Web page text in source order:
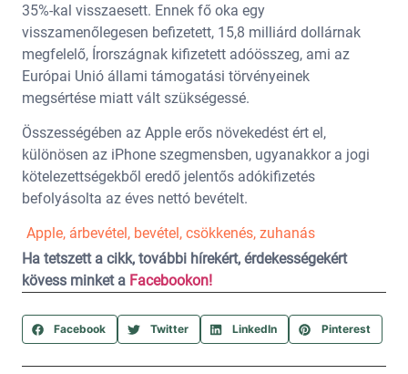
35%-kal visszaesett. Ennek fő oka egy
visszamenőlegesen befizetett, 15,8 milliárd dollárnak
megfelelő, Írországnak kifizetett adóösszeg, ami az
Európai Unió állami támogatási törvényeinek
megsértése miatt vált szükségessé.
Összességében az Apple erős növekedést ért el,
különösen az iPhone szegmensben, ugyanakkor a jogi
kötelezettségekből eredő jelentős adókifizetés
befolyásolta az éves nettó bevételt.
Apple, árbevétel , bevétel , csökkenés, zuhanás
Ha tetszett a cikk, további hírekért, érdekességekért
kövess minket a Facebookon!
Facebook Twitter LinkedIn Pinterest